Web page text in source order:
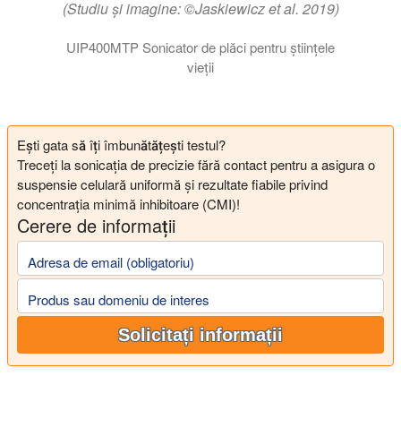
(Studiu și imagine: ©Jaskiewicz et al. 2019)
UIP400MTP Sonicator de plăci pentru științele
vieții
Ești gata să îți îmbunătățești testul?
Treceți la sonicația de precizie fără contact pentru a asigura o
suspensie celulară uniformă și rezultate fiabile privind
concentrația minimă inhibitoare (CMI)!
Cerere de informații
Adresa de email (obligatoriu)
Produs sau domeniu de interes
Solicitați informații